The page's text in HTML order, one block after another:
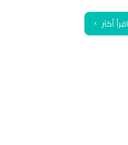
اقرأ أكثر